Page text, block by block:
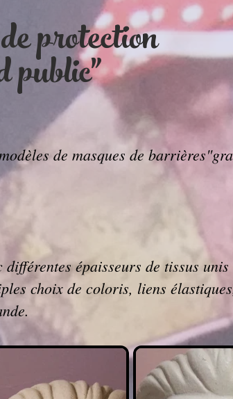
protection
public"
de masques de
épaisseurs de tissus unis
choix de coloris, liens